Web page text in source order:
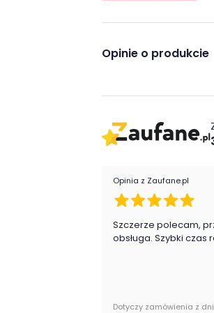
Opinie o produkcie
Opinia z Zaufane.pl
Szczerze polecam,
obsługa. Szybki czas
Dotyczy zamówienia z